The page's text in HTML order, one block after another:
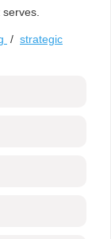
/ strategic